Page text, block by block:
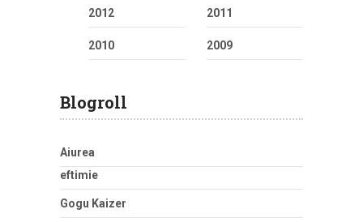
2012 2011
2010 2009
Blogroll
Aiurea
eftimie
Gogu Kaizer